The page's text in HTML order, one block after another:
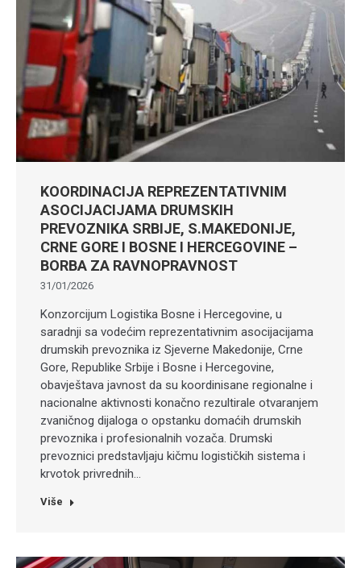
KOORDINACIJA REPREZENTATIVNIM
ASOCIJACIJAMA DRUMSKIH
PREVOZNIKA SRBIJE, S.MAKEDONIJE,
CRNE GORE I BOSNE I HERCEGOVINE –
BORBA ZA RAVNOPRAVNOST
31/01/2026
Konzorcijum Logistika Bosne i Hercegovine, u
saradnji sa vodećim reprezentativnim asocijacijama
drumskih prevoznika iz Sjeverne Makedonije, Crne
Gore, Republike Srbije i Bosne i Hercegovine,
obavještava javnost da su koordinisane regionalne i
nacionalne aktivnosti konačno rezultirale otvaranjem
zvaničnog dijaloga o opstanku domaćih drumskih
prevoznika i profesionalnih vozača. Drumski
prevoznici predstavljaju kičmu logističkih sistema i
krvotok privrednih…
Više